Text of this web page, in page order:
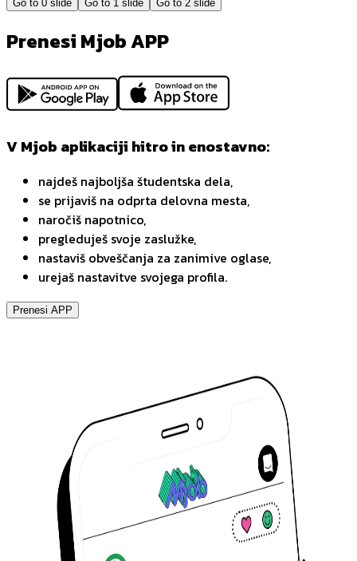
Go to 0 slide Go to 1 slide Go to 2 slide
Prenesi Mjob APP
V Mjob aplikaciji hitro in enostavno:
najdeš najboljša študentska dela,
se prijaviš na odprta delovna mesta,
naročiš napotnico,
pregleduješ svoje zaslužke,
nastaviš obveščanja za zanimive oglase,
urejaš nastavitve svojega profila.
Prenesi APP